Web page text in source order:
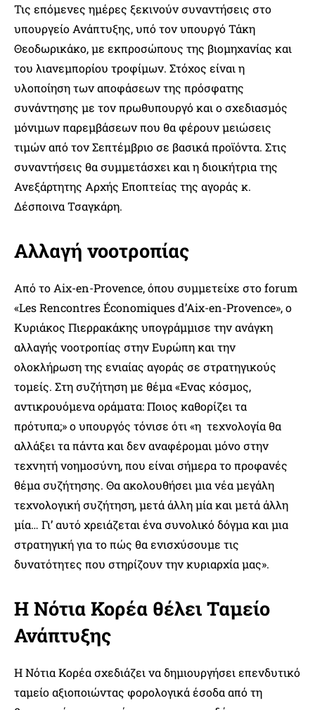
Τις επόμενες ημέρες ξεκινούν συναντήσεις στο
υπουργείο Ανάπτυξης, υπό τον υπουργό Τάκη
Θεοδωρικάκο, με εκπροσώπους της βιομηχανίας και
του λιανεμπορίου τροφίμων. Στόχος είναι η
υλοποίηση των αποφάσεων της πρόσφατης
συνάντησης με τον πρωθυπουργό και ο σχεδιασμός
μόνιμων παρεμβάσεων που θα φέρουν μειώσεις
τιμών από τον Σεπτέμβριο σε βασικά προϊόντα. Στις
συναντήσεις θα συμμετάσχει και η διοικήτρια της
Ανεξάρτητης Αρχής Εποπτείας της αγοράς κ.
Δέσποινα Τσαγκάρη.
Αλλαγή νοοτροπίας
Από το Aix-en-Provence, όπου συμμετείχε στο forum
«Les Rencontres Économiques d’Aix-en-Provence», ο
Κυριάκος Πιερρακάκης υπογράμμισε την ανάγκη
αλλαγής νοοτροπίας στην Ευρώπη και την
ολοκλήρωση της ενιαίας αγοράς σε στρατηγικούς
τομείς. Στη συζήτηση με θέμα «Ενας κόσμος,
αντικρουόμενα οράματα: Ποιος καθορίζει τα
πρότυπα;» ο υπουργός τόνισε ότι «η τεχνολογία θα
αλλάξει τα πάντα και δεν αναφέρομαι μόνο στην
τεχνητή νοημοσύνη, που είναι σήμερα το προφανές
θέμα συζήτησης. Θα ακολουθήσει μια νέα μεγάλη
τεχνολογική συζήτηση, μετά άλλη μία και μετά άλλη
μία… Γι’ αυτό χρειάζεται ένα συνολικό δόγμα και μια
στρατηγική για το πώς θα ενισχύσουμε τις
δυνατότητες που στηρίζουν την κυριαρχία μας».
Η Νότια Κορέα θέλει Ταμείο
Ανάπτυξης
Η Νότια Κορέα σχεδιάζει να δημιουργήσει επενδυτικό
ταμείο αξιοποιώντας φορολογικά έσοδα από τη